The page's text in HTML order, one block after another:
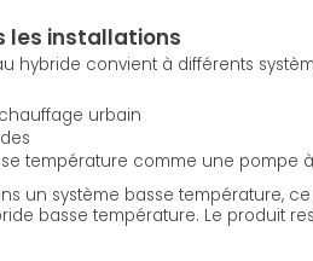
les installations
hybride convient à différents
urbain
température comme une pompe
un système basse température,
basse température. Le produit